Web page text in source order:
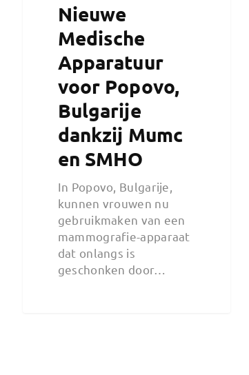
Nieuwe
Medische
Apparatuur
voor Popovo,
Bulgarije
dankzij Mumc
en SMHO
In Popovo, Bulgarije,
kunnen vrouwen nu
gebruikmaken van een
mammografie-apparaat
dat onlangs is
geschonken door…